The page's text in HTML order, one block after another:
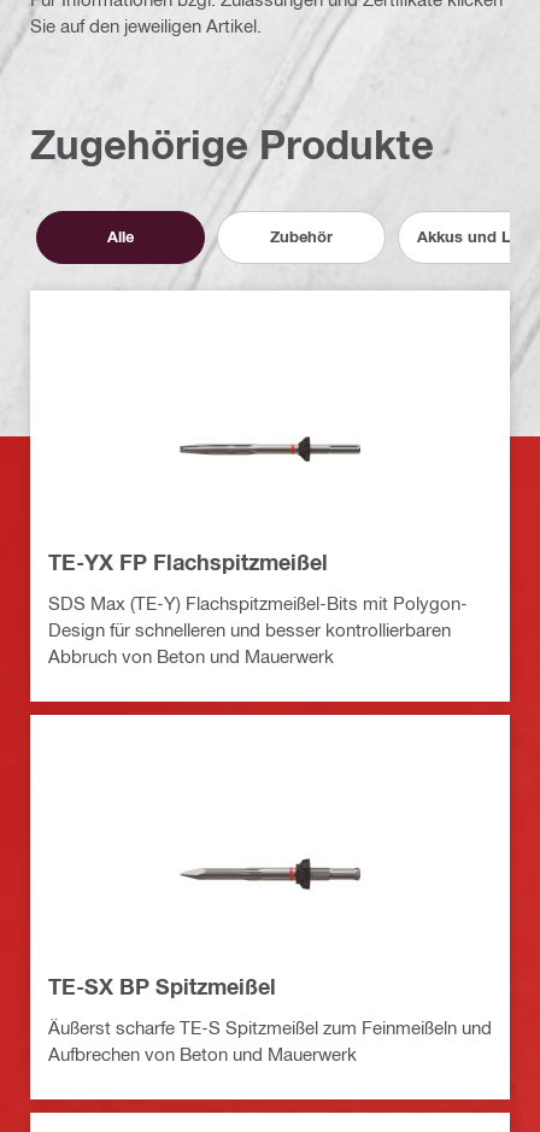
Sie auf den jeweiligen Artikel.
Zugehörige Produkte
Alle Zubehör Akkus und
TE-YX FP Flachspitzmeißel
SDS Max (TE-Y) Flachspitzmeißel-Bits mit Polygon-
Design für schnelleren und besser kontrollierbaren
Abbruch von Beton und Mauerwerk
TE-SX BP Spitzmeißel
Äußerst scharfe TE-S Spitzmeißel zum Feinmeißeln und
Aufbrechen von Beton und Mauerwerk